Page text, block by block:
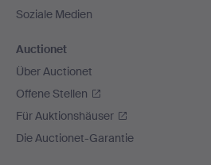
Soziale Medien
Auctionet
Über Auctionet
Offene Stellen
Für Auktionshäuser
Die Auctionet-Garantie